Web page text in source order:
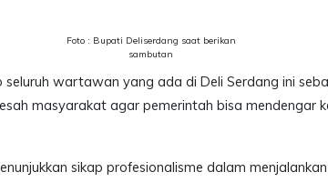
Foto : Bupati Deliserdang saat berikan
sambutan
seluruh wartawan yang ada di Deli Serdang ini
masyarakat agar pemerintah bisa mendengar
sikap profesionalisme dalam